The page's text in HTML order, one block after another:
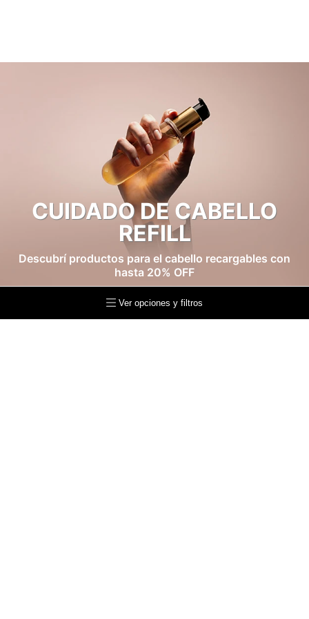
CUIDADO DE CABELLO
REFILL
Descubrí productos para el cabello recargables con
hasta 20% OFF
Ver opciones y filtros